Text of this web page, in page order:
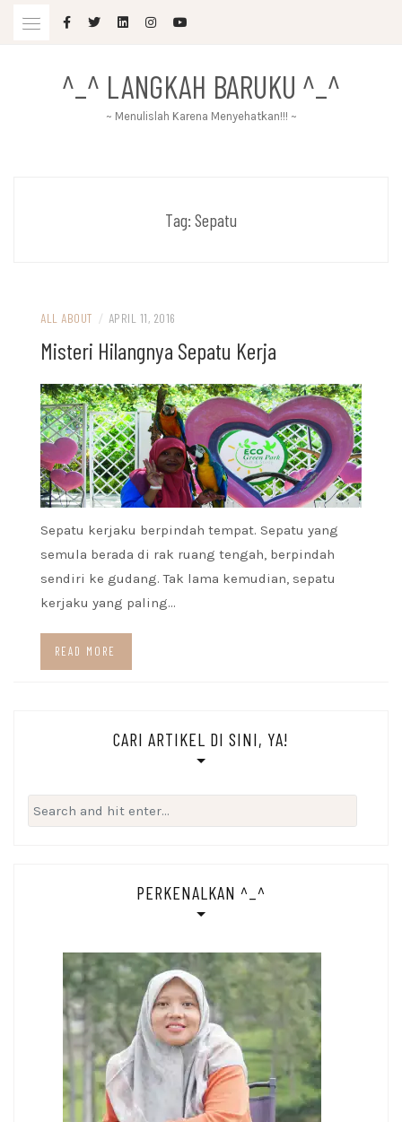
^_^ LANGKAH BARUKU ^_^
~ Menulislah Karena Menyehatkan!!! ~
Tag: Sepatu
ALL ABOUT / APRIL 11, 2016
Misteri Hilangnya Sepatu Kerja
Sepatu kerjaku berpindah tempat. Sepatu yang
semula berada di rak ruang tengah, berpindah
sendiri ke gudang. Tak lama kemudian, sepatu
kerjaku yang paling…
READ MORE
CARI ARTIKEL DI SINI, YA!
Search
for:
PERKENALKAN ^_^